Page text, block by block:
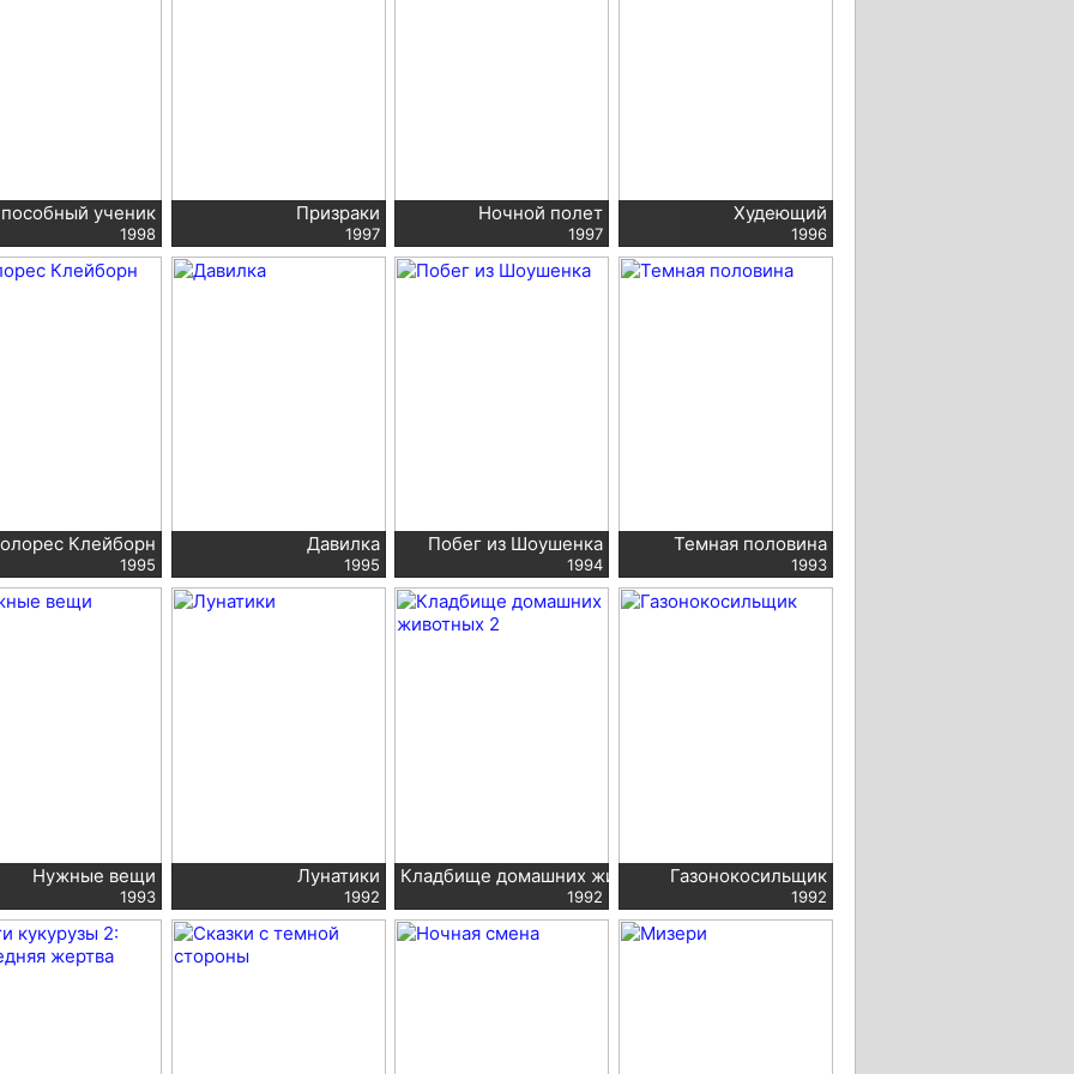
ученик
1998
Призраки
1997
Ночной полет
1997
Худеющий
1996
Клейборн
1995
Давилка
1995
Побег из Шоушенка
1994
Темная половина
1993
Нужные вещи
1993
Лунатики
1992
Кладбище домашних животных 2
1992
Газонокосильщик
1992